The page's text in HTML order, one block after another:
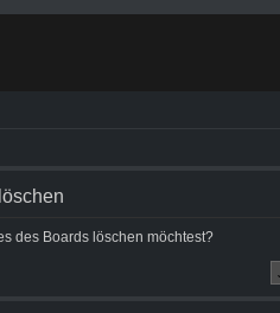
des Boards löschen möchtest?